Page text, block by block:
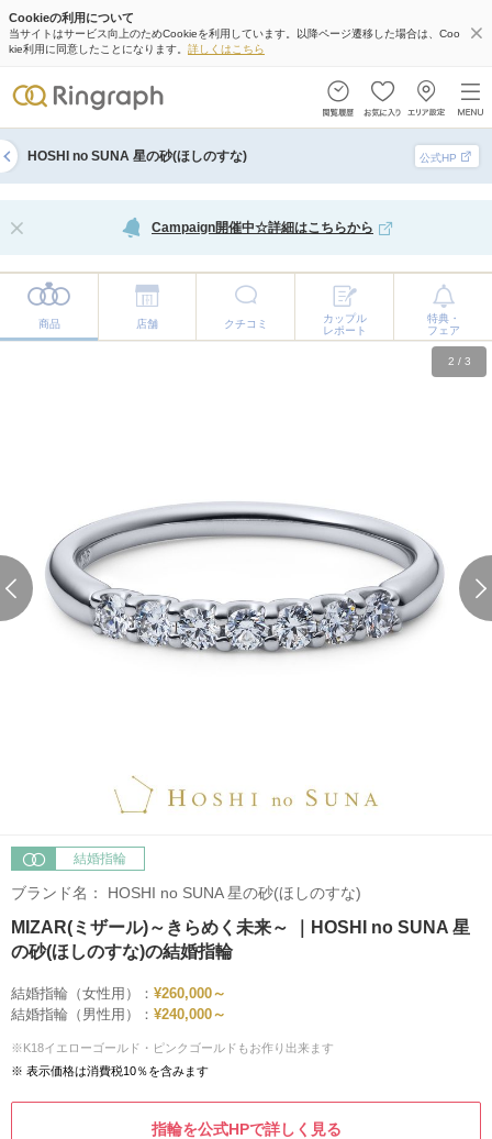
Cookieの利用について
当サイトはサービス向上のためCookieを利用しています。以降ページ遷移した場合は、Coo
kie利用に同意したことになります。 詳しくはこちら
HOSHI no SUNA 星の砂(ほしのすな) 公式HP
Campaign開催中☆詳細はこちらから
商品 店舗 クチコミ
カップル
レポート
特典・
フェア
2 / 3
結婚指輪
ブランド名： HOSHI no SUNA 星の砂(ほしのすな)
MIZAR(ミザール)～きらめく未来～ ｜HOSHI no SUNA 星
の砂(ほしのすな)の結婚指輪
結婚指輪（女性用）： ¥260,000～
結婚指輪（男性用）： ¥240,000～
※K18イエローゴールド・ピンクゴールドもお作り出来ます
※ 表示価格は消費税10％を含みます
指輪を公式HPで詳しく見る